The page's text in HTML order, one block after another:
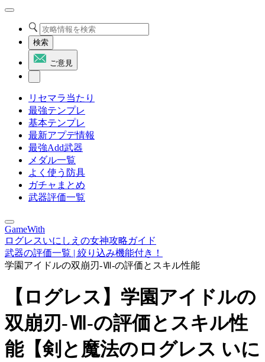
検索
ご意見
リセマラ当たり
最強テンプレ
基本テンプレ
最新アプデ情報
最強Add武器
メダル一覧
よく使う防具
ガチャまとめ
武器評価一覧
GameWith
ログレスいにしえの女神攻略ガイド
武器の評価一覧 | 絞り込み機能付き！
学園アイドルの双崩刃-Ⅶ-の評価とスキル性能
【ログレス】学園アイドルの
双崩刃-Ⅶ-の評価とスキル性
能【剣と魔法のログレス いに